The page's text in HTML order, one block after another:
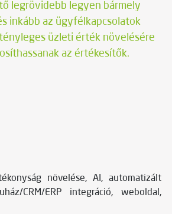
legrövidebb legyen bármely
inkább az ügyfélkapcsolatok
üzleti érték növelésére
az értékesítők.
növelése, AI, automatizált
CRM/ERP integráció, weboldal,